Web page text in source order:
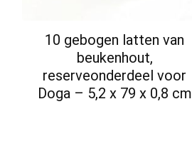
10 gebogen latten van
beukenhout,
reserveonderdeel voor
Doga – 5,2 x 79 x 0,8 cm